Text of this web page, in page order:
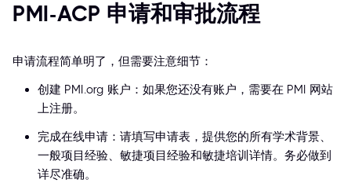
PMI-ACP 申请和审批流程
申请流程简单明了，但需要注意细节：
创建 PMI.org 账户：如果您还没有账户，需要在 PMI 网站
上注册。
完成在线申请：请填写申请表，提供您的所有学术背景、
一般项目经验、敏捷项目经验和敏捷培训详情。务必做到
详尽准确。